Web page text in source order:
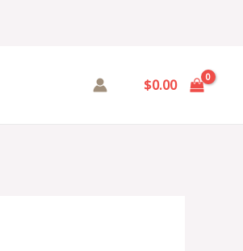
$0.00